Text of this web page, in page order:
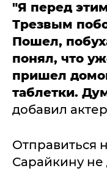
"Я перед
Трезвым
Пошел,
понял, что
пришел
таблетки.
добавил
Отправиться
Сарайкину не